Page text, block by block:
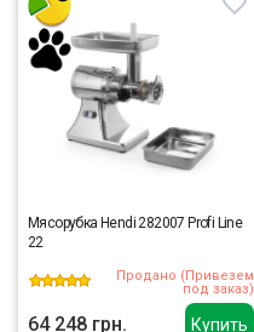
Купить
Мясорубка Hendi 282007 Profi Line
22
Продано (Привезем
под заказ)
64 248 грн.